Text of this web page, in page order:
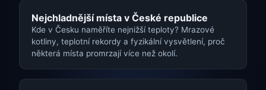
Nejchladnější místa v České republice
Kde v Česku naměříte nejnižší teploty? Mrazové
kotliny, teplotní rekordy a fyzikální vysvětlení, proč
některá místa promrzají více než okolí.